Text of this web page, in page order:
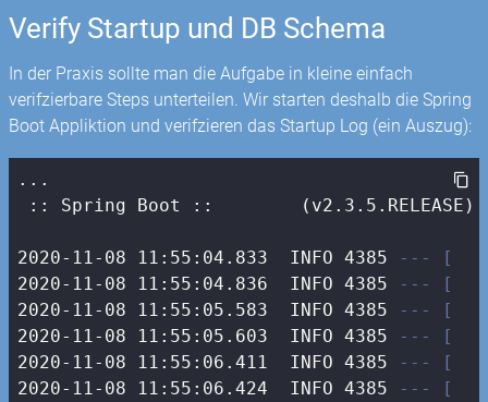
Verify Startup und DB Schema
In der Praxis sollte man die Aufgabe in kleine einfach
verifzierbare Steps unterteilen. Wir starten deshalb die Spring
Boot Appliktion und verifzieren das Startup Log (ein Auszug):
...
:: Spring Boot ::        (v2.3.5.RELEASE)
2020-11-08 11:55:04.833  INFO 4385 --- [
2020-11-08 11:55:04.836  INFO 4385 --- [
2020-11-08 11:55:05.583  INFO 4385 --- [
2020-11-08 11:55:05.603  INFO 4385 --- [
2020-11-08 11:55:06.411  INFO 4385 --- [
2020-11-08 11:55:06.424  INFO 4385 --- [